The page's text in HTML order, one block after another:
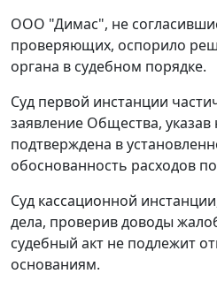
ООО "Димас", не
проверяющих, оспорило
органа в судебном порядке.
Суд первой инстанции
заявление Общества, указав
подтверждена в
обоснованность расходов
Суд кассационной
дела, проверив доводы
судебный акт не подлежит
основаниям.